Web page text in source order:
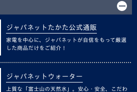
ジャパネットたかた公式通販
家電を中心に、ジャパネットが自信をもって厳選
した商品だけをご紹介！
ジャパネットウォーター
上質な「富士山の天然水」。安心・安全、こだわ